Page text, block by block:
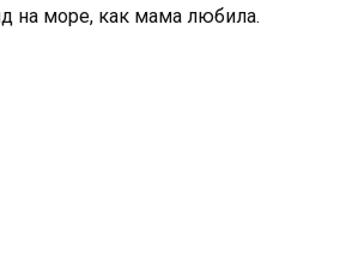
на море, как мама любила.